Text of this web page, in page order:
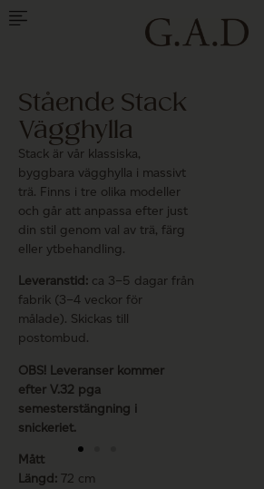
Stående Stack
Vägghylla
Stack är vår klassiska,
byggbara vägghylla i massivt
trä. Finns i tre olika modeller
och går att anpassa efter just
din stil genom val av trä, färg
eller ytbehandling.
Leveranstid: ca 3–5 dagar från
fabrik (3–4 veckor för
målade). Skickas till
postombud.
OBS! Leveranser kommer
efter V.32 pga
semesterstängning i
snickeriet.
Mått
Längd: 72 cm